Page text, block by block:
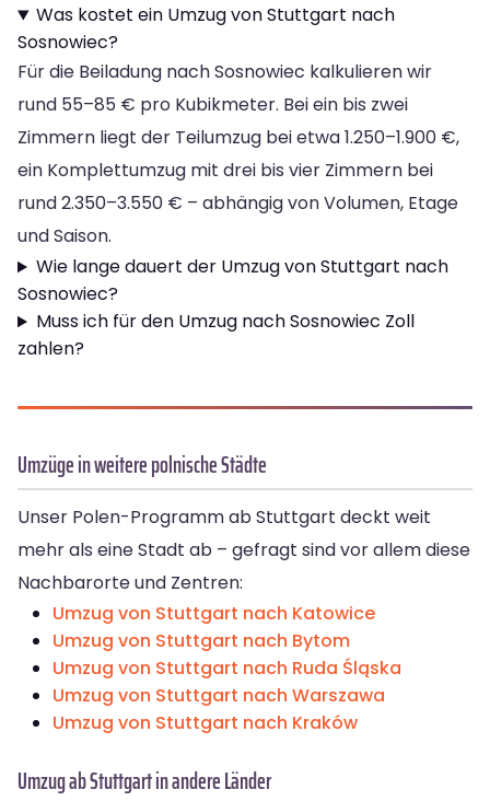
Was kostet ein Umzug von Stuttgart nach
Sosnowiec?
Für die Beiladung nach Sosnowiec kalkulieren wir
rund 55–85 € pro Kubikmeter. Bei ein bis zwei
Zimmern liegt der Teilumzug bei etwa 1.250–1.900 €,
ein Komplettumzug mit drei bis vier Zimmern bei
rund 2.350–3.550 € – abhängig von Volumen, Etage
und Saison.
Wie lange dauert der Umzug von Stuttgart nach
Sosnowiec?
Muss ich für den Umzug nach Sosnowiec Zoll
zahlen?
Umzüge in weitere polnische Städte
Unser Polen-Programm ab Stuttgart deckt weit
mehr als eine Stadt ab – gefragt sind vor allem diese
Nachbarorte und Zentren:
Umzug von Stuttgart nach Katowice
Umzug von Stuttgart nach Bytom
Umzug von Stuttgart nach Ruda Śląska
Umzug von Stuttgart nach Warszawa
Umzug von Stuttgart nach Kraków
Umzug ab Stuttgart in andere Länder